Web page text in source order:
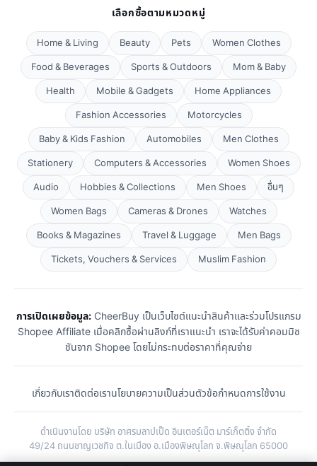
เลือกซื้อตามหมวดหมู่
Home & Living Beauty Pets
Women Clothes
Food & Beverages
Sports & Outdoors
Mom & Baby
Health
Mobile & Gadgets
Home Appliances
Fashion Accessories
Motorcycles
Baby & Kids Fashion
Automobiles
Men Clothes
Stationery
Computers & Accessories
Women Shoes
Audio
Hobbies & Collections Men Shoes
อื่นๆ
Women Bags
Cameras & Drones
Watches
Books & Magazines
Travel & Luggage
Men Bags
Tickets, Vouchers & Services
Muslim Fashion
การเปิดเผยข้อมูล:CheerBuy เป็นเว็บไซต์แนะนำสินค้าและร่วมโปรแกรม
Shopee Affiliate เมื่อคลิกซื้อผ่านลิงก์ที่เราแนะนำ เราจะได้รับค่าคอมมิช
ชันจาก Shopee โดยไม่กระทบต่อราคาที่คุณจ่าย
เกี่ยวกับเราติดต่อเรานโยบายความเป็นส่วนตัวข้อกำหนดการใช้งาน
ดำเนินงานโดย บริษัท อาศรมลาปเป็ด อินเตอร์เน็ต มาร์เก็ตติ้ง จำกัด
49/24 ถนนชาญเวชกิจ ต.ในเมือง อ.เมืองพิษณุโลก จ.พิษณุโลก 65000